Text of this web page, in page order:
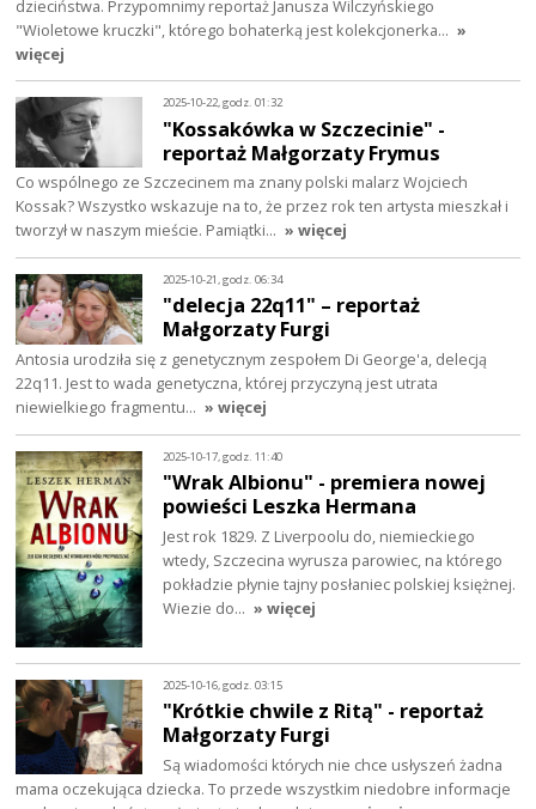
dzieciństwa. Przypomnimy reportaż Janusza Wilczyńskiego
"Wioletowe kruczki", którego bohaterką jest kolekcjonerka… »
więcej
2025-10-22, godz. 01:32
"Kossakówka w Szczecinie" -
reportaż Małgorzaty Frymus
Co wspólnego ze Szczecinem ma znany polski malarz Wojciech
Kossak? Wszystko wskazuje na to, że przez rok ten artysta mieszkał i
tworzył w naszym mieście. Pamiątki… » więcej
2025-10-21, godz. 06:34
"delecja 22q11" – reportaż
Małgorzaty Furgi
Antosia urodziła się z genetycznym zespołem Di George'a, delecją
22q11. Jest to wada genetyczna, której przyczyną jest utrata
niewielkiego fragmentu… » więcej
2025-10-17, godz. 11:40
"Wrak Albionu" - premiera nowej
powieści Leszka Hermana
Jest rok 1829. Z Liverpoolu do, niemieckiego
wtedy, Szczecina wyrusza parowiec, na którego
pokładzie płynie tajny posłaniec polskiej księżnej.
Wiezie do… » więcej
2025-10-16, godz. 03:15
"Krótkie chwile z Ritą" - reportaż
Małgorzaty Furgi
Są wiadomości których nie chce usłyszeń żadna
mama oczekująca dziecka. To przede wszystkim niedobre informacje